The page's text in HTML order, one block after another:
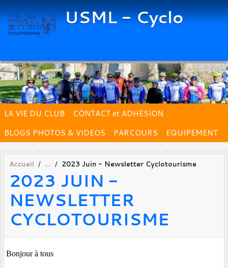
USML - Cyclo
LA VIE DU CLUB
CONTACT et ADHESION
BLOGS PHOTOS & VIDEOS
PARCOURS EQUIPEMENT
Accueil 2023 Juin - Newsletter Cyclotourisme
2023 JUIN -
NEWSLETTER
CYCLOTOURISME
Bonjour à tous
Panneau de gestion des cookies